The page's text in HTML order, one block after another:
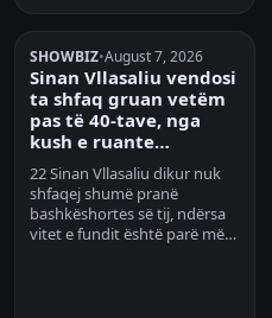
SHOWBIZ•August 7, 2026
Sinan Vllasaliu vendosi
ta shfaq gruan vetëm
pas të 40-tave, nga
kush e ruante…
22 Sinan Vllasaliu dikur nuk
shfaqej shumë pranë
bashkëshortes së tij, ndërsa
vitet e fundit është parë më…